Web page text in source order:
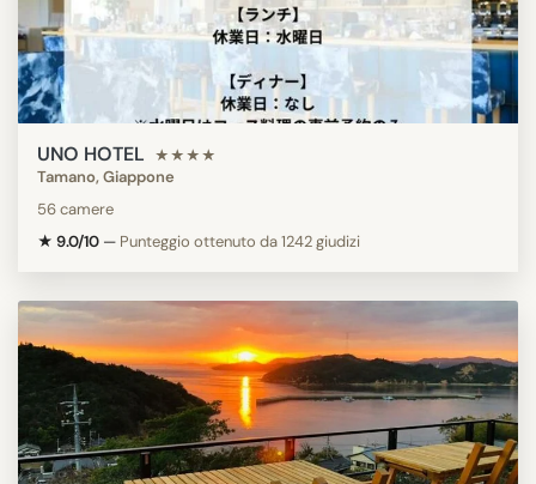
UNO HOTEL ★★★★
Tamano, Giappone
56 camere
★ 9.0/10 — Punteggio ottenuto da 1242 giudizi